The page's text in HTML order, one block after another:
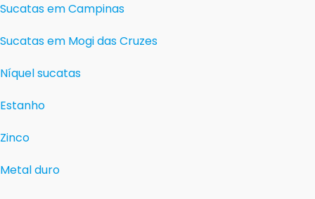
Sucatas em Campinas
Sucatas em Mogi das Cruzes
Níquel sucatas
Estanho
Zinco
Metal duro